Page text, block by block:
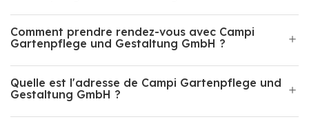
Comment prendre rendez-vous avec Campi
Gartenpflege und Gestaltung GmbH ?
Quelle est l'adresse de Campi Gartenpflege und
Gestaltung GmbH ?